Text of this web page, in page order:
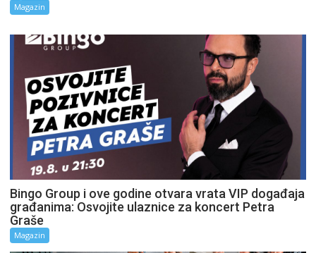
Magazin
Bingo Group i ove godine otvara vrata VIP događaja
građanima: Osvojite ulaznice za koncert Petra
Graše
Magazin